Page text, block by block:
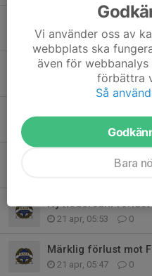
Ny förlust, trots sen
19 maj, 15:29 0
Svag första halvlek
10 maj, 21:21 0
0
Förlust trots
Ny hedersam förlust
21 apr, 05:53 0
Märklig förlust mot
21 apr, 05:47 0
Vi använder oss av
webbplats ska
även för
förbättra
Så
Bara